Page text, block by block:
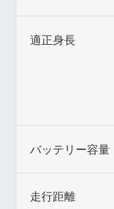
適正身長
バッテリー容量
走行距離